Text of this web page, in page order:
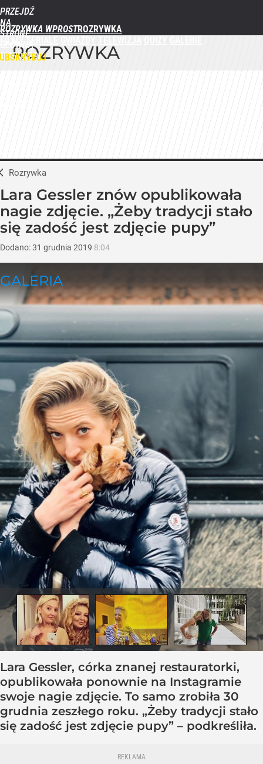
PRZEJDŹ
NA
STRONĘ
GŁÓWNĄ
WPROST.PL
ROZRYWKA WPROST
ROZRYWKA
Rozrywka
Lara Gessler znów opublikowała
nagie zdjęcie. „Żeby tradycji stało
się zadość jest zdjęcie pupy”
Dodano:31 grudnia 2019 8:04
Lara Gessler, córka znanej restauratorki,
opublikowała ponownie na Instagramie
swoje nagie zdjęcie. To samo zrobiła 30
grudnia zeszłego roku. „Żeby tradycji stało
się zadość jest zdjęcie pupy” – podkreśliła.